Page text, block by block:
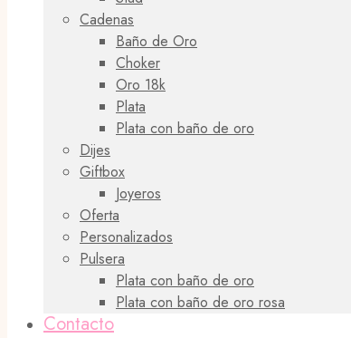
Cadenas
Baño de Oro
Choker
Oro 18k
Plata
Plata con baño de oro
Dijes
Giftbox
Joyeros
Oferta
Personalizados
Pulsera
Plata con baño de oro
Plata con baño de oro rosa
Contacto